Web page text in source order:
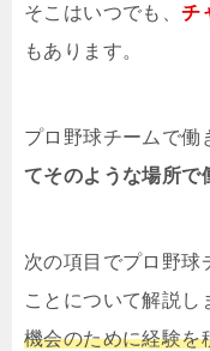
そこはいつでも、チ
もあります。
プロ野球チームで働
てそのような場所で
次の項目でプロ野球
ことについて解説し
機会のために経験を